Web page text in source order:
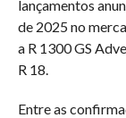
lançamentos
de 2025 no
a R 1300 GS
R 18.
Entre as